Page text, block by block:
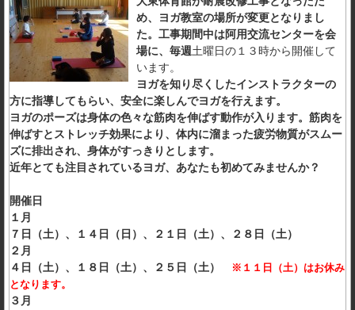
め、ヨガ教室の場所が変更となりまし
た。工事期間中は阿用交流センターを会
場に、毎週 土曜日の１３時から開催して
います。
ヨガを知り尽くしたインストラクターの
方に指導してもらい、安全に楽しんでヨガを行えます。
ヨガのポーズは身体の色々な筋肉を伸ばす動作が入ります。筋肉を
伸ばすとストレッチ効果により、体内に溜まった疲労物質がスムー
ズに排出され、身体がすっきりとします。
近年とても注目されているヨガ、あなたも初めてみませんか？
開催日
１月
７日（土）、１４日（日）、２１日（土）、２８日（土）
２月
４日（土）、１８日（土）、２５日（土）
※１１日（土）はお休み
となります。
３月